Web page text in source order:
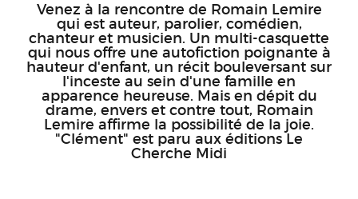
Venez à la rencontre de Romain Lemire
qui est auteur, parolier, comédien,
chanteur et musicien. Un multi-casquette
qui nous offre une autofiction poignante à
hauteur d'enfant, un récit bouleversant sur
l'inceste au sein d'une famille en
apparence heureuse. Mais en dépit du
drame, envers et contre tout, Romain
Lemire affirme la possibilité de la joie.
"Clément" est paru aux éditions Le
Cherche Midi